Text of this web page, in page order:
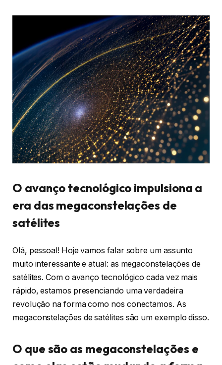
O avanço tecnológico impulsiona a
era das megaconstelações de
satélites
Olá, pessoal! Hoje vamos falar sobre um assunto
muito interessante e atual: as megaconstelações de
satélites. Com o avanço tecnológico cada vez mais
rápido, estamos presenciando uma verdadeira
revolução na forma como nos conectamos. As
megaconstelações de satélites são um exemplo disso.
O que são as megaconstelações e